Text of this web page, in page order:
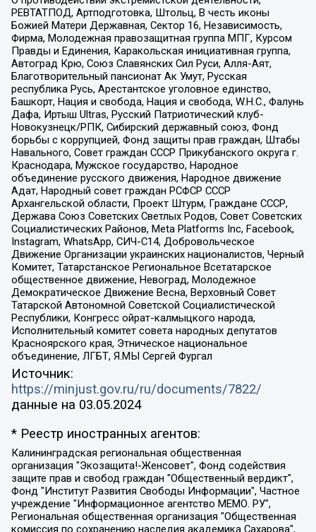
РЕВТАТПОД, Артподготовка, Штольц, В честь иконы
Божией Матери Державная, Сектор 16, Независимость,
Фирма, Молодежная правозащитная группа МПГ, Курсом
Правды и Единения, Каракольская инициативная группа,
Автоград Крю, Союз Славянских Сил Руси, Алля-Аят,
Благотворительный пансионат Ак Умут, Русская
республика Русь, Арестантское уголовное единство,
Башкорт, Нация и свобода, Нация и свобода, W.H.С., Фалунь
Дафа, Иртыш Ultras, Русский Патриотический клуб-
Новокузнецк/РПК, Сибирский державный союз, Фонд
борьбы с коррупцией, Фонд защиты прав граждан, Штабы
Навального, Совет граждан СССР Прикубанского округа г.
Краснодара, Мужское государство, Народное
объединение русского движения, Народное движение
Адат, Народный совет граждан РСФСР СССР
Архангельской области, Проект Штурм, Граждане СССР,
Держава Союз Советских Светлых Родов, Совет Советских
Социалистических Районов, Meta Platforms Inc, Facebook,
Instagram, WhatsApp, СИЧ-С14, Добровольческое
Движение Организации украинских националистов, Черный
Комитет, Татарстанское Региональное Всетатарское
общественное движение, Невоград, Молодежное
Демократическое Движение Весна, Верховный Совет
Татарской Автономной Советской Социалистической
Республики, Конгресс ойрат-калмыцкого народа,
Исполнительный комитет совета народных депутатов
Красноярского края, Этническое национальное
объединение, ЛГБТ, Я.МЫ Сергей Фургал
Источник:
https://minjust.gov.ru/ru/documents/7822/
данные на 03.05.2024
* Реестр иностранных агентов:
Калининградская региональная общественная организация "Экозащита!-Женсовет", Фонд содействия защите прав и свобод граждан "Общественный вердикт", Фонд "Институт Развития Свободы Информации", Частное учреждение "Информационное агентство МЕМО. РУ", Региональная общественная организация "Общественная комиссия по сохранению наследия академика Сахарова", Фонд поддержки свободы прессы, Санкт-Петербургская общественная правозащитная организация "Гражданский контроль", Межрегиональная общественная организация "Информационно-просветительский центр "Мемориал", Региональный Фонд "Центр Защиты Прав Средств Массовой Информации", с 05.12.2023 Фонд "Центр Защиты Прав Средств массовой информации", Региональная общественная благотворительная организация помощи беженцам и мигрантам "Гражданское содействие", Негосударственное образовательное учреждение дополнительного профессионального образования (повышение квалификации) специалистов "АКАДЕМИЯ ПО ПРАВАМ ЧЕЛОВЕКА", Свердловская региональная общественная организация "Сутяжник", Автономная некоммерческая организация "Центр независимых социологических исследований", Союз общественных объединений "Российский исследовательский центр по правам человека", Региональное общественное учреждение научно-информационный центр "МЕМОРИАЛ", Некоммерческая организация "Фонд защиты гласности", Автономная некоммерческая организация "Институт прав человека", Городская общественная организация "Екатеринбургское общество "МЕМОРИАЛ", Городская общественная организация "Рязанское историко-просветительское и правозащитное общество "Мемориал" (Рязанский Мемориал), Челябинский региональный орган общественной самодеятельности – женское общественное объединение "Женщины Евразии", Челябинский региональный орган общественной самодеятельности "Уральская правозащитная группа", Фонд содействия защите здоровья и социальной справедливости имени Андрея Рылькова, Автономная Некоммерческая Организация "Аналитический Центр Юрия Левады", Автономная некоммерческая организация социальной поддержки населения "Проект Апрель", Региональная общественная организация помощи женщинам и детям, находящимся в кризисной ситуации "Информационно-методический центр "Анна", Фонд содействия развитию массовых коммуникаций и правовому просвещению "Так-так-Так", Фонд содействия устойчивому развитию "Серебряная тайга", Свердловский региональный общественный фонд социальных проектов "Новое время", "Idel.Реалии", Кавказ.Реалии, Крым.Реалии, Телеканал Настоящее Время, Татаро-башкирская служба Радио Свобода (Azatliq Radiosi), Радио Свободная Европа/Радио Свобода (PCE/PC), "Сибирь.Реалии", "Фактограф", Благотворительный фонд помощи осужденным и их семьям, Автономная некоммерческая организация "Институт глобализации и социальных движений", Фонд "В защиту прав заключенных", Частное учреждение "Центр поддержки и содействия развитию средств массовой информации", Пензенский региональный общественный благотворительный фонд "Гражданский союз", "Север.Реалии", Некоммерческая организация Фонд "Правовая инициатива", Общество с ограниченной ответственностью "Радио Свободная Европа/Радио Свобода", Чешское информационное агентство "MEDIUM-ORIENT", Красноярская региональная общественная организация "Мы против СПИДа", Камалягин Денис Николаевич, Маркелов Сергей Евгеньевич, Пономарев Лев Александрович, Савицкая Людмила Алексеевна, Автономная некоммерческая организация "Центр по работе с проблемой насилия "НАСИЛИЮ.НЕТ", Межрегиональный профессиональный союз работников здравоохранения "Альянс врачей", Юридическое лицо, зарегистрированное в Латвийской Республике, SIA "Medusa Project" (регистрационный номер 40103797863, дата регистрации 10.06.2014), Некоммерческая организация "Фонд по борьбе с коррупцией", Автономная некоммерческая организация "Институт права и публичной политики", Баданин Роман Сергеевич, Гликин Максим Александрович, Железнова Мария Михайловна, Лукьянова Юлия Сергеевна, Маетная Елизавета Витальевна, Маняхин Петр Борисович, Чуракова Ольга Владимировна, Ярош Юлия Петровна, Юридическое лицо "The Insider SIA", зарегистрированное в Риге, Латвийская Республика (дата регистрации 26.06.2015), являющееся администратором доменного имени интернет-издания "The Insider SIA", https://theins.ru, Постернак Алексей Евгеньевич, Рубин Михаил Аркадьевич, Анин Роман Александрович, Юридическое лицо Istories fonds, зарегистрированное в Латвийской Республике (регистрационный номер 50008295751, дата регистрации 24.02.2020), Великовский Дмитрий Александрович, Долинина Ирина Николаевна, Мароховская Алеся Алексеевна, Шлейнов Роман Юрьевич, Шмагун Олеся Валентиновна, Общество с ограниченной ответственностью "Альтаир 2021", Общество с ограниченной ответственностью "Вега 2021", Общество с ограниченной ответственностью "Главный редактор 2021", Общество с ограниченной ответственностью "Ромашки монолит", Важенков Артем Валерьевич, Ивановская областная общественная организация "Центр гендерных исследований", Гурман Юрий Альбертович, Медиапроект "ОВД-Инфо", Егоров Владимир Владимирович, Жилинский Владимир Александрович, Общество с ограниченной ответственностью "ЗП", Иванова София Юрьевна, Карезина Инна Павловна, Кильтау Екатерина Викторовна, Петров Алексей Викторович, Пискунов Сергей Евгеньевич, Смирнов Сергей Сергеевич, Тихонов Михаил Сергеевич, Общество с ограниченной ответственностью "ЖУРНАЛИСТ-ИНОСТРАННЫЙ АГЕНТ", Арапова Галина Юрьевна, Вольтская Татьяна Анатольевна, Американская компания "Mason G.E.S. Anonymous Foundation" (США), являющаяся владельцем интернет-издания https://mnews.world/, Компания "Stichting Bellingcat", зарегистрированная в Нидерландах (дата регистрации 11.07.2018), Захаров Андрей Вячеславович, Клепиковская Екатерина Дмитриевна, Общество с ограниченной ответственностью "МЕМО", Перл Роман Александрович, Симонов Евгений Алексеевич, Соловьева Елена Анатольевна, Сотников Даниил Владимирович, Сурначева Елизавета Дмитриевна, Автономная некоммерческая организация по защите прав человека и информированию населения "Якутия – Наше Мнение", Общество с ограниченной ответственностью "Москоу диджитал медиа", с 26.01.2023 Общество с ограниченной ответственностью "Чайка Белые сады", Ветошкина Валерия Валерьевна, Заговора Максим Александрович, Межрегиональное общественное движение "Российская ЛГБТ - сеть", Оленичев Максим Владимирович, Павлов Иван Юрьевич, Скворцова Елена Сергеевна, Общество с ограниченной ответственностью "Как бы инагент", Кочетков Игорь Викторович, Общество с ограниченной ответственностью "Честные выборы", Еланчик Олег Александрович, Общество с ограниченной ответственностью "Нобелевский призыв", Гималова Регина Эмилевна, Григорьев Андрей Валерьевич, Григорьева Алина Александровна, Ассоциация по содействию защите прав призывников, альтернативнослужащих и военнослужащих "Правозащитная группа "Гражданин.Армия.Право", Хисамова Регина Фаритовна, Автономная некоммерческая организация по реализации социально-правовых программ "Лилит", Дальневосточное общественное движение "Маяк", Санкт-Петербургская ЛГБТ-инициативная группа "Выход", Инициативная группа ЛГБТ+ "Реверс", Алексеев Андрей Викторович, Бекбулатова Таисия Львовна, Беляев Иван Михайлович, Владыкина Елена Сергеевна, Гельман Марат Александрович, Никульшина Вероника Юрьевна, Толоконникова Надежда Андреевна, Шендерович Виктор Анатольевич, Общество с ограниченной ответственностью "Данное сообщение", Общество с ограниченной ответственностью Издательский дом "Новая глава", Айнбиндер Александра Александровна, Московский комьюнити-центр для ЛГБТ+инициатив, Благотворительный фонд развития филантропии, Deutsche Welle (Германия, Kurt-Schumacher-Strasse 3, 53113 Bonn), Борзунова Мария Михайловна, Воробьев Виктор Викторович, Голубева Анна Львовна, Константинова Алла Михайловна, Малкова Ирина Владимировна, Мурадов Мурад Абдулгалимович, Осетинская Елизавета Николаевна, Понасенков Евгений Николаевич, Ганапольский Матвей Юрьевич, Киселев Евгений Алексеевич, Борухович Ирина Григорьевна, Дремин Иван Тимофеевич, Дубровский Дмитрий Викторович, Красноярская региональная общественная организация поддержки и развития альтернативных образовательных технологий и межкультурных коммуникаций "ИНТЕРРА", Маяковская Екатерина Алексеевна, Фейгин Марк Захарович, Филимонов Андрей Викторович, Дзугкоева Регина Николаевна, Доброхотов Роман Александрович, Дудь Юрий Александрович, Елкин Сергей Владимирович, Кругликов Кирилл Игоревич, Сабунаева Мария Леонидовна, Семенов Алексей Владимирович, Шаинян Карен Багратович, Шульман Екатерина Михайловна, Асафьев Артур Валерьевич, Вахштайн Виктор Семенович, Венедиктов Алексей Алексеевич, Лушникова Екатерина Евгеньевна, Волков Леонид Михайлович, Невзоров Александр Глебович, Пархоменко Сергей Борисович, Сироткин Ярослав Николаевич, Кара-Мурза Владимир Владимирович, Баранова Наталья Владимировна, Гозман Леонид Яковлевич, Кагарлицкий Борис Юльевич, Климарев Михаил Валерьевич, Милов Владимир Станиславович, Автономная некоммерческая организация Краснодарский центр современного искусства "Типография", Моргенштерн Алишер Тагирович, Соболь Любовь Эдуардовна, Общество с ограниченной ответственностью "ЛИЗА НОРМ", Каспаров Гарри Кимович, Ходорковский Михаил Борисович, Общество с ограниченной ответственностью "Апрельские тезисы", Данилович Ирина Брониславовна, Кашин Олег Владимирович, Петров Николай Владимирович, Пивоваров Алексей Владимирович, Соколов Михаил Владимирович, Цветкова Юлия Владимировна, Чичваркин Евгений Александрович, Комитет против пыток/Команда против пыток, Общество с ограниченной ответственностью "Первый научный", Общество с ограниченной ответственностью "Вертолет и ко", Белоцерковская Вероника Борисовна, Кац Максим Евгеньевич, Лазарева Татьяна Юрьевна, Шаведдинов Руслан Табризович, Яшин Илья Валерьевич, Общество с ограниченной ответственностью "Иноагент ААВ", Алешковский Дмитрий Петрович, Альбац Евгения Марковна, Быков Дмитрий Львович, Галямина Юлия Евгеньевна, Лойко Сергей Леонидович, Мартынов Кирилл Константинович, Медведев Сергей Александрович, Крашенинников Федор Геннадиевич, Гордеева Катерина Вл